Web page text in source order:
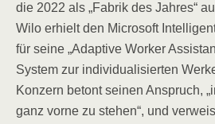
die 2022 als „Fabrik des Jahres“
Wilo erhielt den Microsoft
für seine „Adaptive Worker
System zur individualisierten
Konzern betont seinen Anspruch,
ganz vorne zu stehen“, und